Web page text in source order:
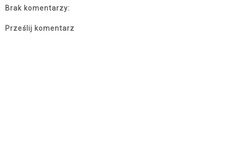
Brak komentarzy:
Prześlij komentarz